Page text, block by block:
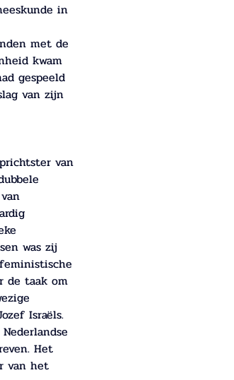
in
met de
kwam
gespeeld
van zijn
van
was zij
de taak om
Israëls.
Het
van het